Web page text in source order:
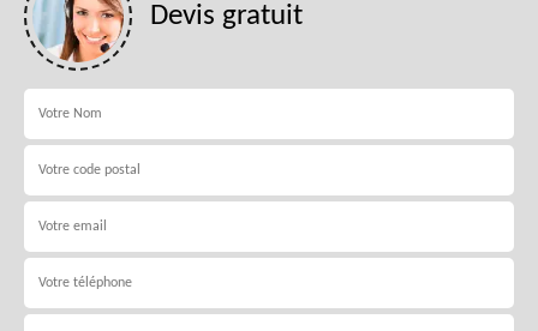
Devis gratuit